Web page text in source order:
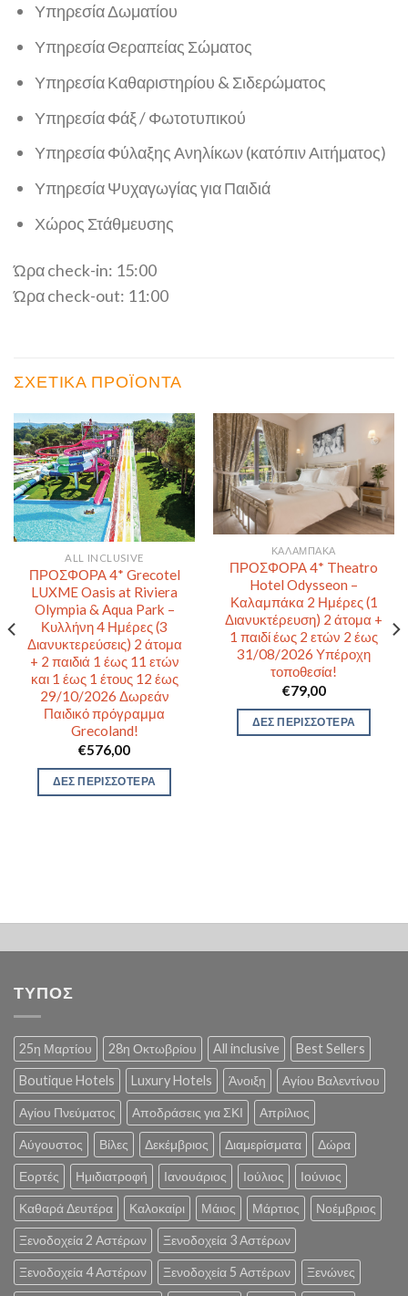
Υπηρεσία Δωματίου
Υπηρεσία Θεραπείας Σώματος
Υπηρεσία Καθαριστηρίου & Σιδερώματος
Υπηρεσία Φάξ / Φωτοτυπικού
Υπηρεσία Φύλαξης Ανηλίκων (κατόπιν Αιτήματος)
Υπηρεσία Ψυχαγωγίας για Παιδιά
Χώρος Στάθμευσης
Ώρα check-in: 15:00
Ώρα check-out: 11:00
ΣΧΕΤΙΚΆ ΠΡΟΪΌΝΤΑ
ALL INCLUSIVE
ΠΡΟΣΦΟΡΑ 4* Grecotel
LUXME Oasis at Riviera
Olympia & Aqua Park –
Κυλλήνη 4 Ημέρες (3
Διανυκτερεύσεις) 2 άτομα
+ 2 παιδιά 1 έως 11 ετών
και 1 έως 1 έτους 12 έως
29/10/2026 Δωρεάν
Παιδικό πρόγραμμα
Grecoland!
€576,00
ΔΕΣ ΠΕΡΙΣΣΟΤΕΡΑ
ΚΑΛΑΜΠΆΚΑ
ΠΡΟΣΦΟΡΑ 4* Theatro
Hotel Odysseon –
Καλαμπάκα 2 Ημέρες (1
Διανυκτέρευση) 2 άτομα +
1 παιδί έως 2 ετών 2 έως
31/08/2026 Υπέροχη
τοποθεσία!
€79,00
ΔΕΣ ΠΕΡΙΣΣΟΤΕΡΑ
ΤΥΠΟΣ
25η Μαρτίου 28η Οκτωβρίου All inclusive Best Sellers
Boutique Hotels Luxury Hotels Άνοιξη Αγίου Βαλεντίνου
Αγίου Πνεύματος Αποδράσεις για ΣΚΙ Απρίλιος
Αύγουστος Βίλες Δεκέμβριος Διαμερίσματα Δώρα
Εορτές Ημιδιατροφή Ιανουάριος Ιούλιος Ιούνιος
Καθαρά Δευτέρα Καλοκαίρι Μάιος Μάρτιος Νοέμβριος
Ξενοδοχεία 2 Αστέρων Ξενοδοχεία 3 Αστέρων
Ξενοδοχεία 4 Αστέρων Ξενοδοχεία 5 Αστέρων Ξενώνες